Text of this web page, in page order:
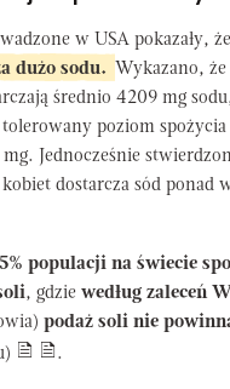
w USA pokazały, że
dużo sodu. Wykazano,
średnio 4209 mg
poziom
Jednocześnie
dostarcza sód ponad
populacji na świecie
, gdzie według zaleceń
podaż soli nie
.